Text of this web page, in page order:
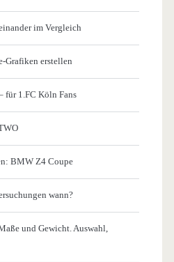
im Vergleich
Grafiken erstellen
für 1.FC Köln Fans
BMW Z4 Coupe
wann?
und Gewicht. Auswahl,